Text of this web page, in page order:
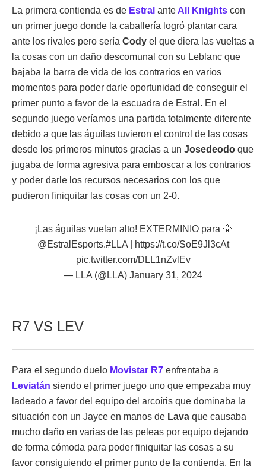
La primera contienda es de Estral ante All Knights con
un primer juego donde la caballería logró plantar cara
ante los rivales pero sería Cody el que diera las vueltas a
la cosas con un daño descomunal con su Leblanc que
bajaba la barra de vida de los contrarios en varios
momentos para poder darle oportunidad de conseguir el
primer punto a favor de la escuadra de Estral. En el
segundo juego veríamos una partida totalmente diferente
debido a que las águilas tuvieron el control de las cosas
desde los primeros minutos gracias a un Josedeodo que
jugaba de forma agresiva para emboscar a los contrarios
y poder darle los recursos necesarios con los que
pudieron finiquitar las cosas con un 2-0.
¡Las águilas vuelan alto! EXTERMINIO para 🦅
@EstralEsports.#LLA|
https://t.co/SoE9Jl3cAt
pic.twitter.com/DLL1nZvlEv
— LLA (@LLA) January 31, 2024
R7 VS LEV
Para el segundo duelo Movistar R7 enfrentaba a
Leviatán siendo el primer juego uno que empezaba muy
ladeado a favor del equipo del arcoíris que dominaba la
situación con un Jayce en manos de Lava que causaba
mucho daño en varias de las peleas por equipo dejando
de forma cómoda para poder finiquitar las cosas a su
favor consiguiendo el primer punto de la contienda. En la